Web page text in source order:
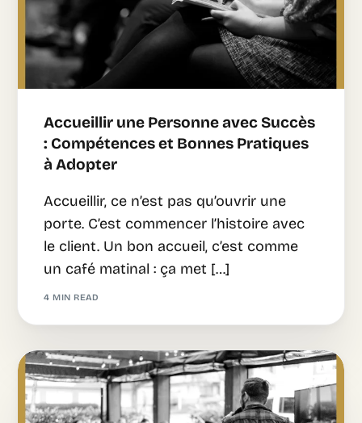
Accueillir une Personne avec Succès
: Compétences et Bonnes Pratiques
à Adopter
Accueillir, ce n’est pas qu’ouvrir une
porte. C’est commencer l’histoire avec
le client. Un bon accueil, c’est comme
un café matinal : ça met […]
4 MIN READ